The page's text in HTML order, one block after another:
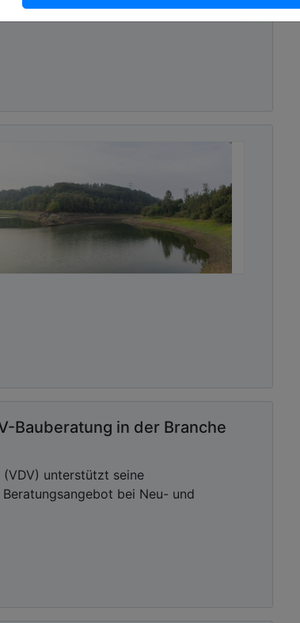
Bauberatung in der Branche
(VDV) unterstützt seine
bei Neu- und